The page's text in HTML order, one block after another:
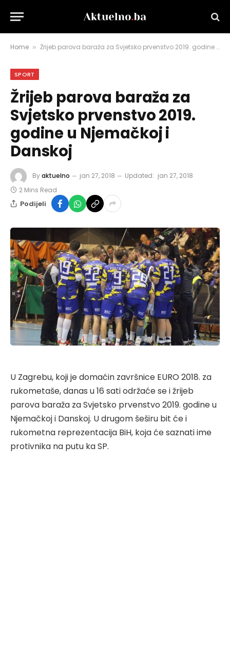
Home » Žrijeb parova baraža za Svjetsko prvenstvo 2019. godine u Njemačkoj i Danskoj
SPORT
Žrijeb parova baraža za
Svjetsko prvenstvo 2019.
godine u Njemačkoj i
Danskoj
Byaktuelno jan 27, 2018 Updated: jan 27, 2018
2 Mins Read
Podijeli
U Zagrebu, koji je domaćin završnice EURO 2018. za
rukometaše, danas u 16 sati održaće se i žrijeb
parova baraža za Svjetsko prvenstvo 2019. godine u
Njemačkoj i Danskoj. U drugom šeširu bit će i
rukometna reprezentacija BiH, koja će saznati ime
protivnika na putu ka SP.